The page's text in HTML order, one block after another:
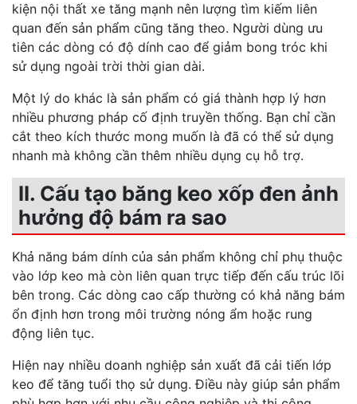
kiện nội thất xe tăng mạnh nên lượng tìm kiếm liên
quan đến sản phẩm cũng tăng theo. Người dùng ưu
tiên các dòng có độ dính cao để giảm bong tróc khi
sử dụng ngoài trời thời gian dài.
Một lý do khác là sản phẩm có giá thành hợp lý hơn
nhiều phương pháp cố định truyền thống. Bạn chỉ cần
cắt theo kích thước mong muốn là đã có thể sử dụng
nhanh mà không cần thêm nhiều dụng cụ hỗ trợ.
II. Cấu tạo băng keo xốp đen ảnh
hưởng độ bám ra sao
Khả năng bám dính của sản phẩm không chỉ phụ thuộc
vào lớp keo mà còn liên quan trực tiếp đến cấu trúc lõi
bên trong. Các dòng cao cấp thường có khả năng bám
ổn định hơn trong môi trường nóng ẩm hoặc rung
động liên tục.
Hiện nay nhiều doanh nghiệp sản xuất đã cải tiến lớp
keo để tăng tuổi thọ sử dụng. Điều này giúp sản phẩm